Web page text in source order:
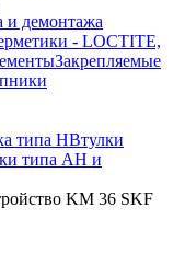
и демонтажа
- LOCTITE,
Закрепляемые
типа HВтулки
типа AH и
KM 36 SKF